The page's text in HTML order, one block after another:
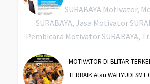
SURABAYA Motivator,
SURABAYA, Jasa Motivator
Pembicara Motivator SURABAYA,
MOTIVATOR DI BLITAR
TERBAIK Atau WAHYUDI SMT